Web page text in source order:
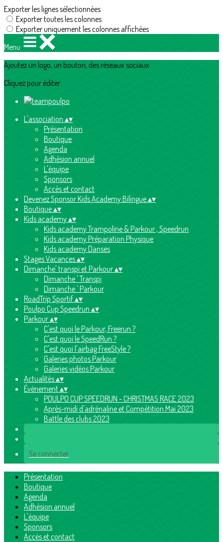
Exporter les lignes sélectionnées
Exporter toutes les colonnes
Exporter uniquement les colonnes affichées
Menu
Ajoutez un logo, un bouton, des réseaux sociaux
Cliquez pour éditer
L'association ▴▾
Présentation
Boutique
Agenda
Adhésion annuel
L'équipe
Sponsors
Accès et contact
Devenez Sponsor Kids Academy Bilingue▴▾
Boutique▴▾
Kids academy▴▾
Kids academy Trampoline & Parkour , Speedrun
Kids academy Préparation Physique
Kids academy Danses
Stages Vacances▴▾
Dimanche' transpi et Parkour▴▾
Dimanche ' Transpi
Dimanche ' Parkour
RoadTrip Sportif▴▾
Poulpo Cup Speedrun ▴▾
Parkour▴▾
C'est quoi le Parkour, Freerun ?
C'est quoi le SpeedRun ?
C'est quoi l'airbag FreeStyle ?
Galeries photos Parkour
Galeries vidéos Parkour
Actualités▴▾
Évènement▴▾
POULPO CUP SPEEDRUN - CHRISTMAS RACE 2023
Après-midi d'adrénaline et Compétition Mai 2023
Battle des clubs 2023
Se connecter
Présentation
Boutique
Agenda
Adhésion annuel
L'équipe
Sponsors
Accès et contact